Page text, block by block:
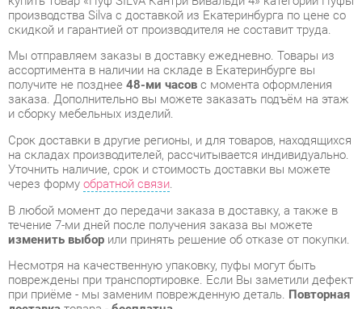
ассортимента в наличии на складе в Екатеринбурге вы
получите не позднее48-ми часовс момента оформления
заказа. Дополнительно вы можете заказать подъём на этаж
и сборку мебельных изделий.
Срок доставки в другие регионы, и для товаров, находящихся
на складах производителей, рассчитывается индивидуально.
Уточнить наличие, срок и стоимость доставки вы можете
через формуобратной связи.
В любой момент до передачи заказа в доставку, а также в
течение 7-ми дней после получения заказа вы можете
изменить выборили принять решение об отказе от покупки.
Несмотря на качественную упаковку, пуфы могут быть
повреждены при транспортировке. Если Вы заметили дефект
при приёме - мы заменим поврежденную деталь.Повторная
доставкатовара - бесплатна.
На всю мебель категории Пуфы распространяетсягарантия
1 год, а на некоторые модели – 2 года с момента
приобретения.